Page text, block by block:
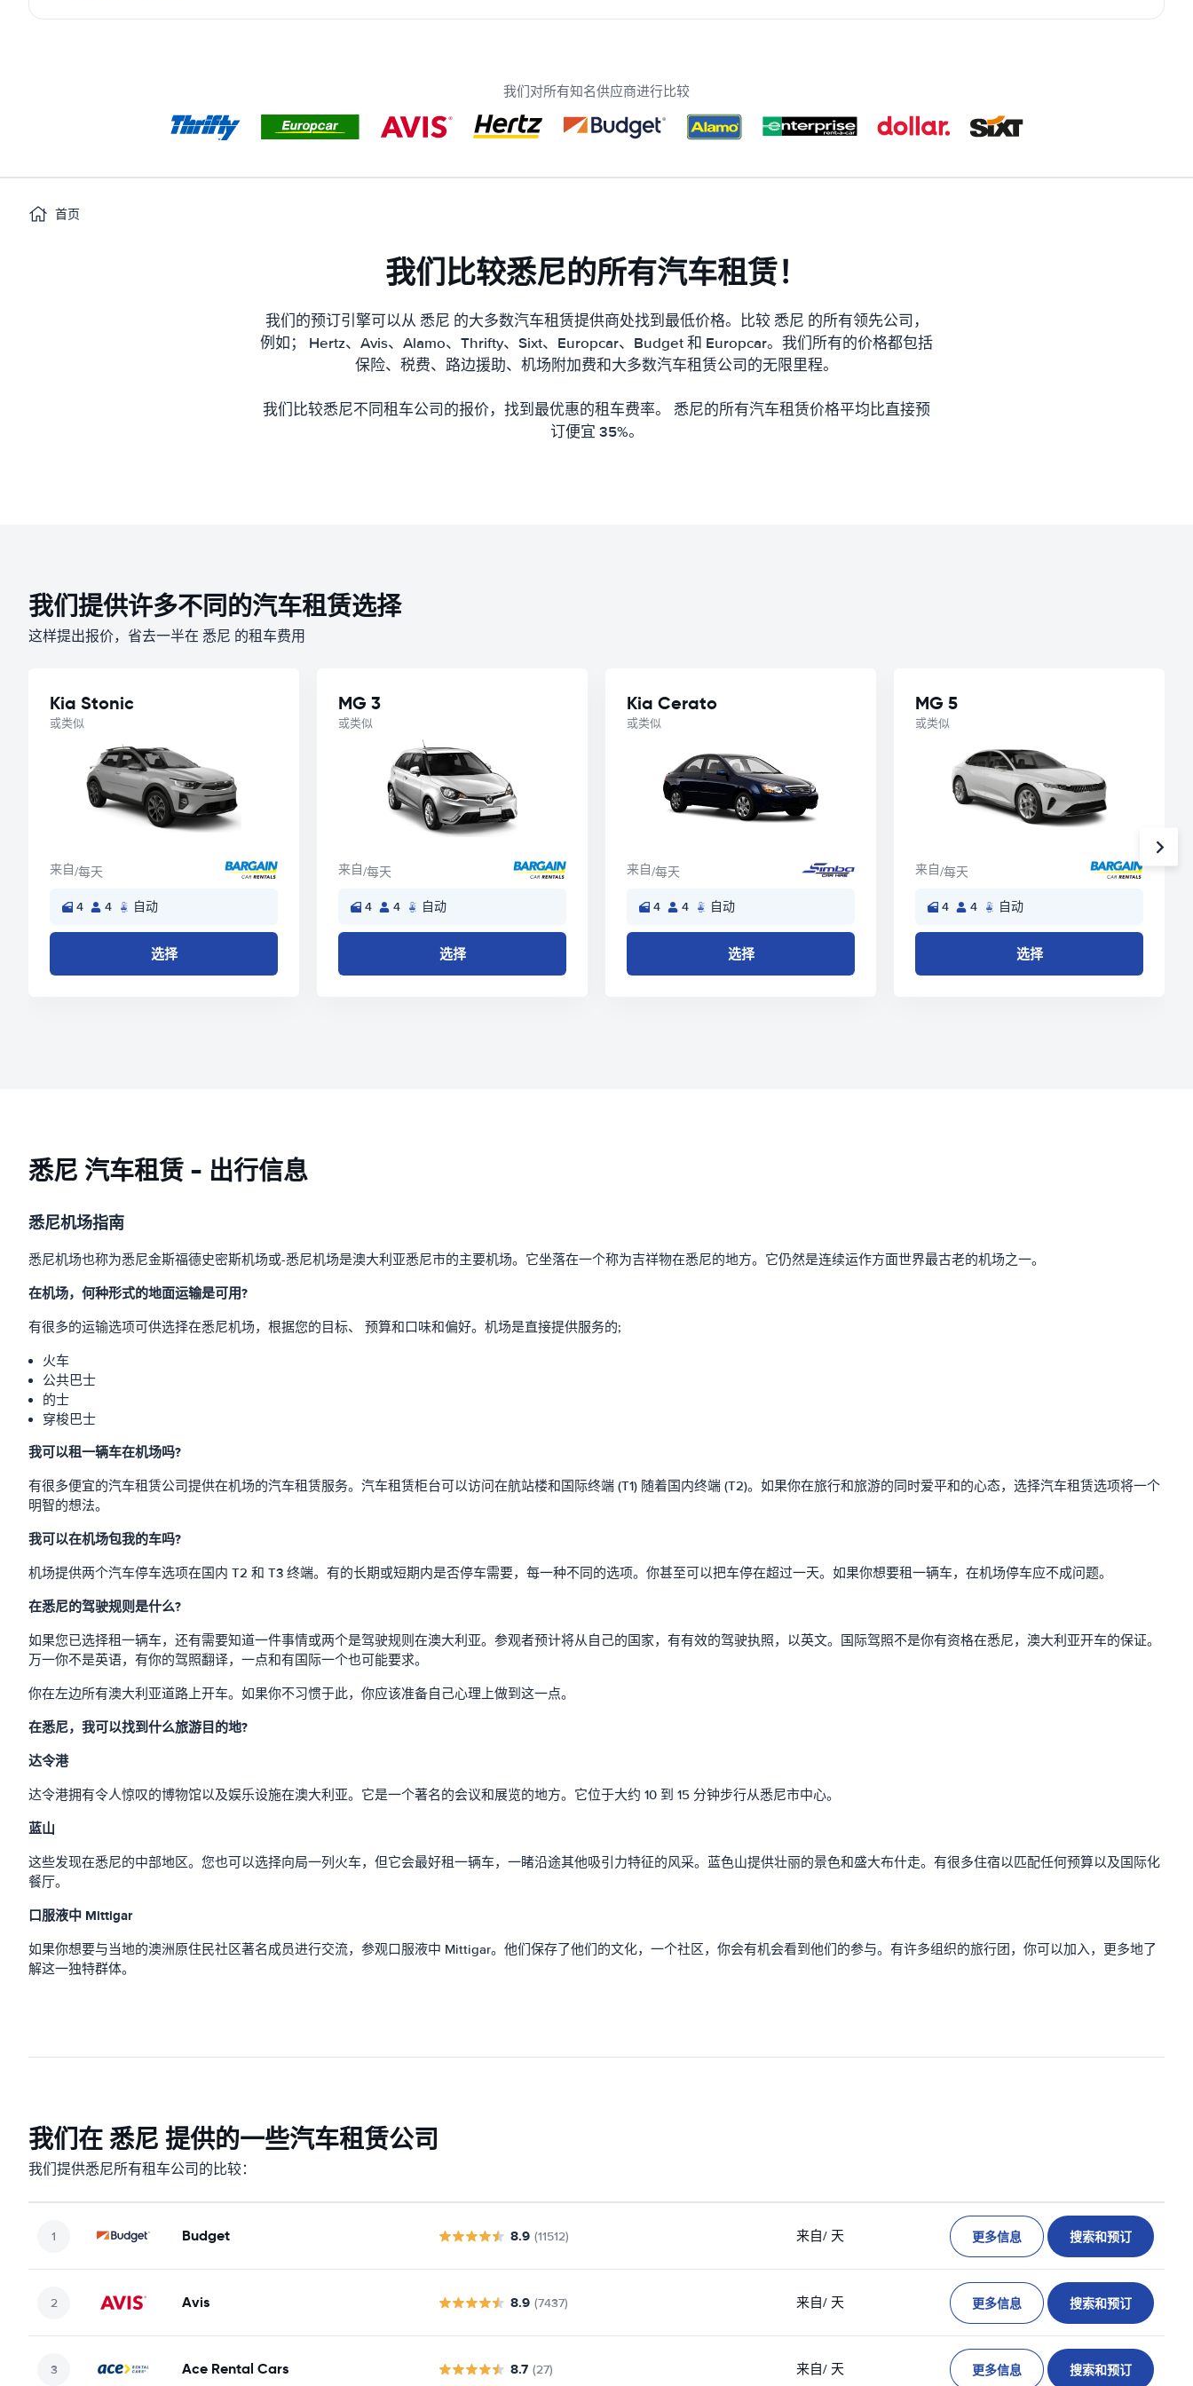
我们对所有知名供应商进行比较
首页
我们比较悉尼的所有汽车租赁！
我们的预订引擎可以从 悉尼 的大多数汽车租赁提供商处找到最低价格。比较 悉尼 的所有领先公司，
例如； Hertz、Avis、Alamo、Thrifty、Sixt、Europcar、Budget 和 Europcar。我们所有的价格都包括
保险、税费、路边援助、机场附加费和大多数汽车租赁公司的无限里程。
我们比较悉尼不同租车公司的报价，找到最优惠的租车费率。 悉尼的所有汽车租赁价格平均比直接预
订便宜 35%。
我们提供许多不同的汽车租赁选择
这样提出报价，省去一半在 悉尼 的租车费用
Kia Stonic
或类似
来自/每天
4 4 自动
选择
MG 3
或类似
来自/每天
4 4 自动
选择
Kia Cerato
或类似
来自/每天
4 4 自动
选择
MG 5
或类似
来自/每天
4 4 自动
选择
悉尼 汽车租赁 - 出行信息
悉尼机场指南
悉尼机场也称为悉尼金斯福德史密斯机场或-悉尼机场是澳大利亚悉尼市的主要机场。它坐落在一个称为吉祥物在悉尼的地方。它仍然是连续运作方面世界最古老的机场之一。
在机场，何种形式的地面运输是可用?
有很多的运输选项可供选择在悉尼机场，根据您的目标、 预算和口味和偏好。机场是直接提供服务的;
火车
公共巴士
的士
穿梭巴士
我可以租一辆车在机场吗?
有很多便宜的汽车租赁公司提供在机场的汽车租赁服务。汽车租赁柜台可以访问在航站楼和国际终端 (T1) 随着国内终端 (T2)。如果你在旅行和旅游的同时爱平和的心态，选择汽车租赁选项将一个
明智的想法。
我可以在机场包我的车吗?
机场提供两个汽车停车选项在国内 T2 和 T3 终端。有的长期或短期内是否停车需要，每一种不同的选项。你甚至可以把车停在超过一天。如果你想要租一辆车，在机场停车应不成问题。
在悉尼的驾驶规则是什么?
如果您已选择租一辆车，还有需要知道一件事情或两个是驾驶规则在澳大利亚。参观者预计将从自己的国家，有有效的驾驶执照，以英文。国际驾照不是你有资格在悉尼，澳大利亚开车的保证。
万一你不是英语，有你的驾照翻译，一点和有国际一个也可能要求。
你在左边所有澳大利亚道路上开车。如果你不习惯于此，你应该准备自己心理上做到这一点。
在悉尼，我可以找到什么旅游目的地?
达令港
达令港拥有令人惊叹的博物馆以及娱乐设施在澳大利亚。它是一个著名的会议和展览的地方。它位于大约 10 到 15 分钟步行从悉尼市中心。
蓝山
这些发现在悉尼的中部地区。您也可以选择向局一列火车，但它会最好租一辆车，一睹沿途其他吸引力特征的风采。蓝色山提供壮丽的景色和盛大布什走。有很多住宿以匹配任何预算以及国际化
餐厅。
口服液中 Mittigar
如果你想要与当地的澳洲原住民社区著名成员进行交流，参观口服液中 Mittigar。他们保存了他们的文化，一个社区，你会有机会看到他们的参与。有许多组织的旅行团，你可以加入，更多地了
解这一独特群体。
我们在 悉尼 提供的一些汽车租赁公司
我们提供悉尼所有租车公司的比较：
Budget 8.9 (11512) 来自/ 天 更多信息 搜索和预订
Avis 8.9 (7437) 来自/ 天 更多信息 搜索和预订
Ace Rental Cars 8.7 (27) 来自/ 天 更多信息 搜索和预订